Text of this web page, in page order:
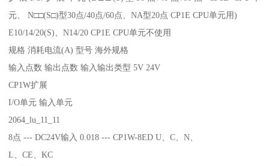
元、 N□□(S□)型30点/40点/60点、NA型20点 CP1E CPU单元用)
E10/14/20(S)、N14/20 CP1E CPU单元不使用
规格 消耗电流(A) 型号 海外规格
输入点数 输出点数 输入输出类型 5V 24V
CP1W扩展
I/O单元 输入单元
2064_lu_11_11
8点 --- DC24V输入 0.018 --- CP1W-8ED U、C、N、
L、CE、KC